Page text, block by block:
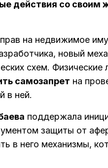
действия со своим
на недвижимое
новый
схем. Физические
самозапрет на
в ней.
поддержала
защиты от
в него механизмы,